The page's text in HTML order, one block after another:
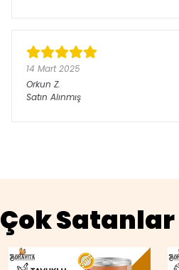
14 Mart 2025
Orkun Z.
Satın Alınmış
Çok Satanlar